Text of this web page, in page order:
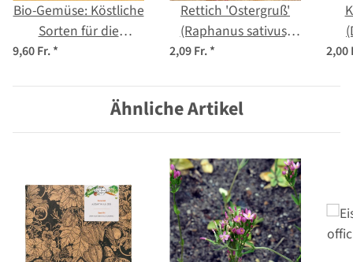
Bio-Gemüse: Köstliche
Sorten für die
Selbstversorgung -
9,60 Fr.*
Rettich 'Ostergruß'
(Raphanus sativus)
2,09 Fr.* 2,00
Ähnliche Artikel